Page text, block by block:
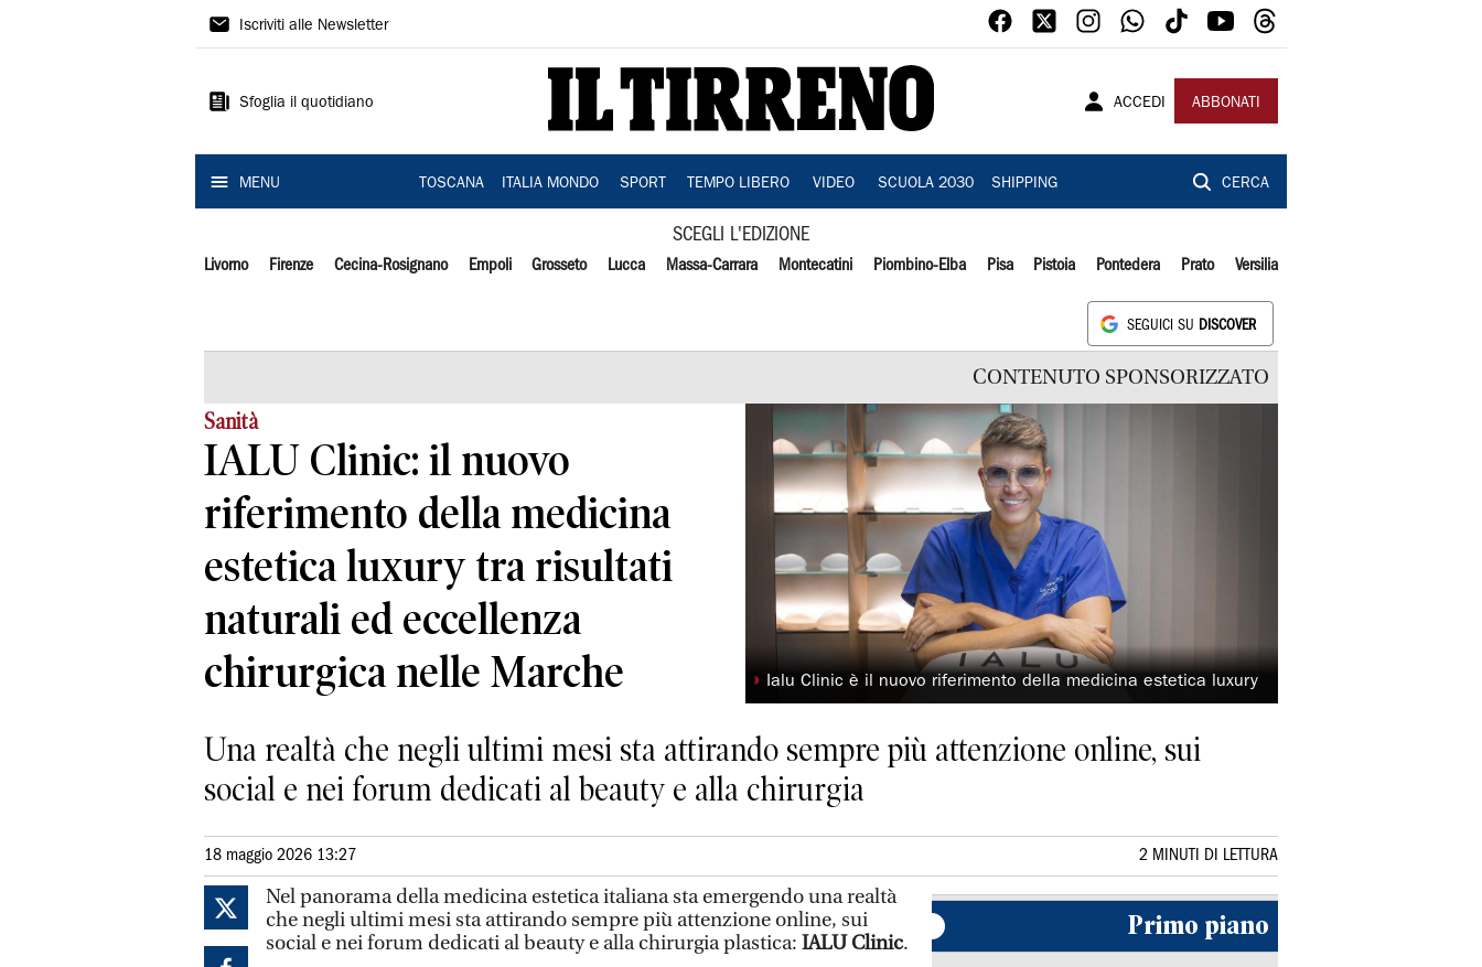
Il
Iscriviti alle Newsletter
Sfoglia il quotidiano ACCEDI ABBONATI
MENU TOSCANA ITALIA MONDO SPORT TEMPO LIBERO VIDEO SCUOLA 2030 SHIPPING CERCA
SCEGLI L'EDIZIONE
Livorno Firenze Cecina-Rosignano Empoli Grosseto Lucca Massa-Carrara Montecatini Piombino-Elba Pisa Pistoia Pontedera Prato Versilia
SEGUICI SU DISCOVER
CONTENUTO SPONSORIZZATO
Sanità
IALU Clinic: il nuovo
riferimento della medicina
estetica luxury tra risultati
naturali ed eccellenza
chirurgica nelle Marche
◗ Ialu Clinic è il nuovo riferimento della medicina estetica luxury
Una realtà che negli ultimi mesi sta attirando sempre più attenzione online, sui
social e nei forum dedicati al beauty e alla chirurgia
18 maggio 2026 13:27 2 MINUTI DI LETTURA
Nel panorama della medicina estetica italiana sta emergendo una realtà
che negli ultimi mesi sta attirando sempre più attenzione online, sui
social e nei forum dedicati al beauty e alla chirurgia plastica: IALU Clinic.
Primo piano